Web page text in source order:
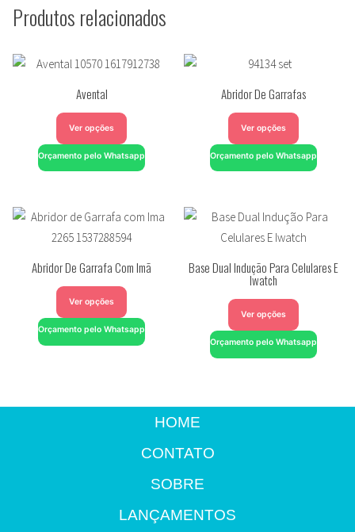
Produtos relacionados
Avental
Ver opções
Orçamento pelo Whatsapp
Abridor De Garrafas
Ver opções
Orçamento pelo Whatsapp
Abridor De Garrafa Com Imã
Ver opções
Orçamento pelo Whatsapp
Base Dual Indução Para Celulares E
Iwatch
Ver opções
Orçamento pelo Whatsapp
HOME
CONTATO
SOBRE
LANÇAMENTOS